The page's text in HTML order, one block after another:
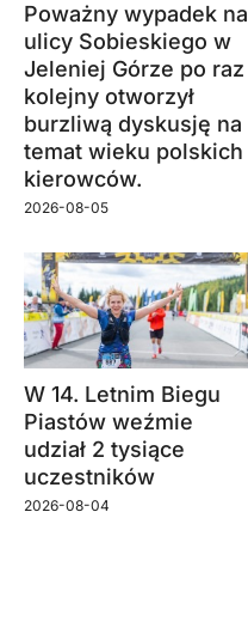
Poważny wypadek na
ulicy Sobieskiego w
Jeleniej Górze po raz
kolejny otworzył
burzliwą dyskusję na
temat wieku polskich
kierowców.
2026-08-05
W 14. Letnim Biegu
Piastów weźmie
udział 2 tysiące
uczestników
2026-08-04